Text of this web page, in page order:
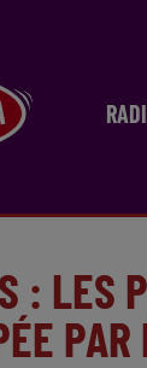
: LES
PAR